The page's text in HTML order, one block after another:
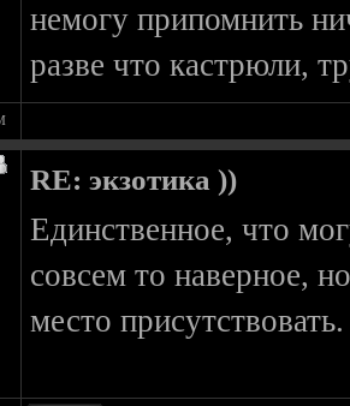
немогу припомнить
разве что кастрюли,
RE: экзотика ))
Единственное, что
совсем то наверное,
место присутствовать.